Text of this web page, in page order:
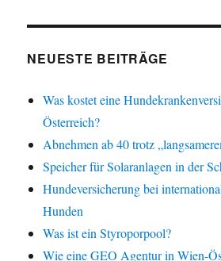
NEUESTE BEITRÄGE
Was kostet eine
Österreich?
Abnehmen ab 40 trotz
Speicher für Solaranlagen in der
Hundeversicherung bei
Hunden
Was ist ein Styroporpool?
Wie eine GEO Agentur in Wien-